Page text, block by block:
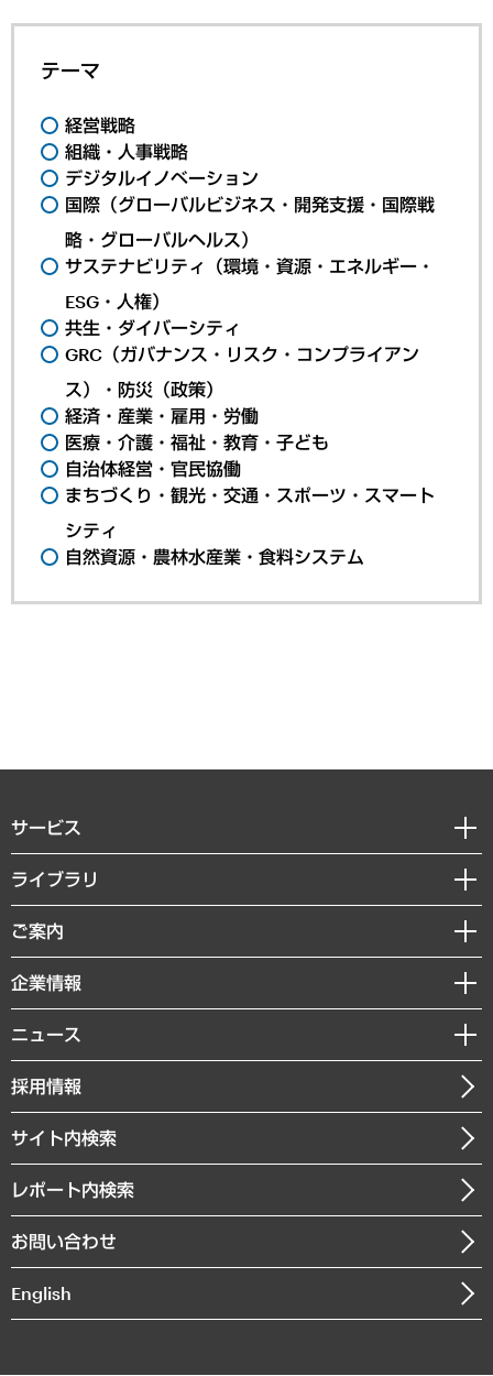
テーマ
経営戦略
組織・人事戦略
デジタルイノベーション
国際（グローバルビジネス・開発支援・国際戦
略・グローバルヘルス）
サステナビリティ（環境・資源・エネルギー・
ESG・人権）
共生・ダイバーシティ
GRC（ガバナンス・リスク・コンプライアン
ス）・防災（政策）
経済・産業・雇用・労働
医療・介護・福祉・教育・子ども
自治体経営・官民協働
まちづくり・観光・交通・スポーツ・スマート
シティ
自然資源・農林水産業・食料システム
サービス
経営戦略
組織・人事戦略
デジタルイノベーション
共生・ダイバーシティ
GRC（ガバナンス・リスク・コンプライアンス）・防災（政策）
経済・産業・雇用・労働
まちづくり・観光・交通・スポーツ・スマートシティ
自然資源・農林水産業・食料システム
ライブラリ
経済調査
レポート
コラム
経営用語集
受託・受注実績（官公庁関連）
メディア掲載・出演
ご案内
セミナー・イベント情報
MUFGビジネスセミナー
受託案件情報
企業情報
私たちの想い
社長メッセージ
会社概要
沿革
組織図・本部部室紹介
インドネシア現地法人
ニュース
ニュースリリース
お知らせ
採用情報
サイト内検索
レポート内検索
お問い合わせ
English